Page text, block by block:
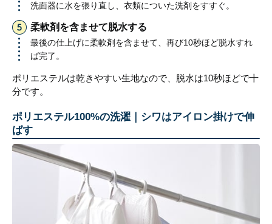
洗面器に水を張り直し、衣類についた洗剤をすすぐ。
柔軟剤を含ませて脱水する
最後の仕上げに柔軟剤を含ませて、再び10秒ほど脱水すれ
ば完了。
ポリエステルは乾きやすい生地なので、脱水は10秒ほどで十
分です。
ポリエステル100%の洗濯｜シワはアイロン掛けで伸
ばす